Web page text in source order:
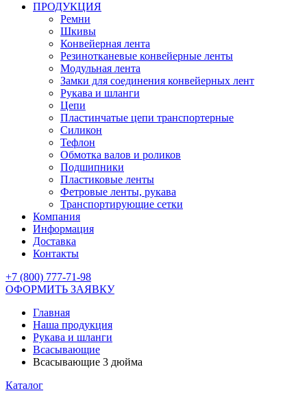
ПРОДУКЦИЯ
Ремни
Шкивы
Конвейерная лента
Резинотканевые конвейерные ленты
Модульная лента
Замки для соединения конвейерных лент
Рукава и шланги
Цепи
Пластинчатые цепи транспортерные
Силикон
Тефлон
Обмотка валов и роликов
Подшипники
Пластиковые ленты
Фетровые ленты, рукава
Транспортирующие сетки
Компания
Информация
Доставка
Контакты
+7 (800) 777-71-98
ОФОРМИТЬ ЗАЯВКУ
Главная
Наша продукция
Рукава и шланги
Всасывающие
Всасывающие 3 дюйма
Каталог